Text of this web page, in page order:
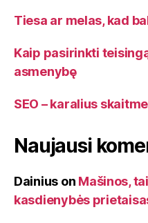
Tiesa ar melas, kad
Kaip pasirinkti
asmenybę
SEO – karalius
Naujausi
Dainius on Mašinos,
kasdienybės